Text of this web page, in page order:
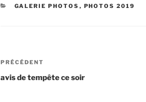
CATÉGORIES
GALERIE PHOTOS , PHOTOS 2019
Navigation
de
Article
précédent
PRÉCÉDENT
avis de tempête ce soir